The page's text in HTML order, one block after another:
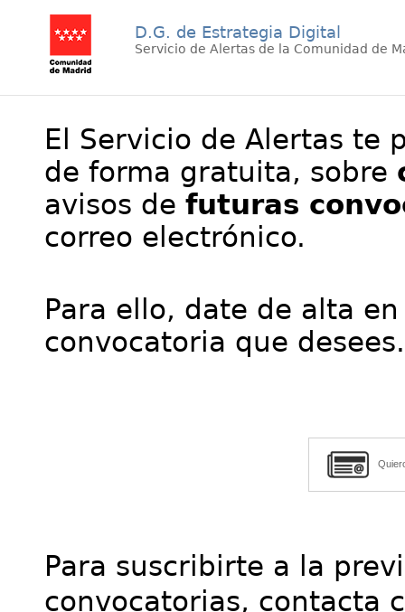
D.G. de Estrategia Digital
Servicio de Alertas de la Comunidad de
El Servicio de Alertas te
de forma gratuita, sobre
avisos de futuras
correo electrónico.
Para ello, date de alta
convocatoria que desees.
Para suscribirte a la
convocatorias, contacta